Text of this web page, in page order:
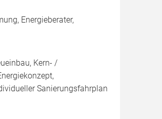
Energieberater,
Kern- /
Sanierungsfahrplan